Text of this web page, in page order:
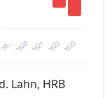
20… 2021 2023
2020 2022
Lahn, HRB